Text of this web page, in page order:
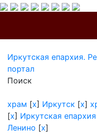
Иркутская епархия.
портал
Поиск
храм [x] Иркутск [x]
[x] Иркутская епархия
Ленино [x]